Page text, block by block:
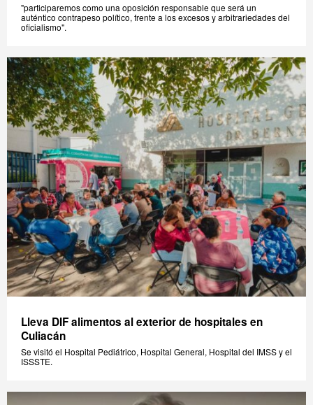
"participaremos como una oposición responsable que será un
auténtico contrapeso político, frente a los excesos y arbitrariedades del
oficialismo".
Lleva DIF alimentos al exterior de hospitales en
Culiacán
Se visitó el Hospital Pediátrico, Hospital General, Hospital del IMSS y el
ISSSTE.